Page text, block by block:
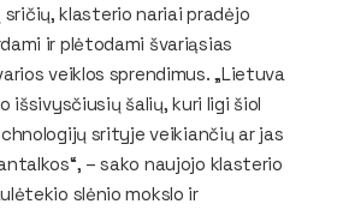
klasterio nariai pradėjo
ir plėtodami švariąsias
veiklos sprendimus. „Lietuva
išsivysčiusių šalių, kuri ligi šiol
srityje veikiančių ar jas
– sako naujojo klasterio
slėnio mokslo ir